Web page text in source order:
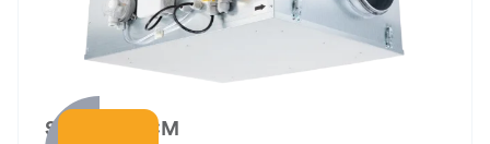
Silens'Air ECM